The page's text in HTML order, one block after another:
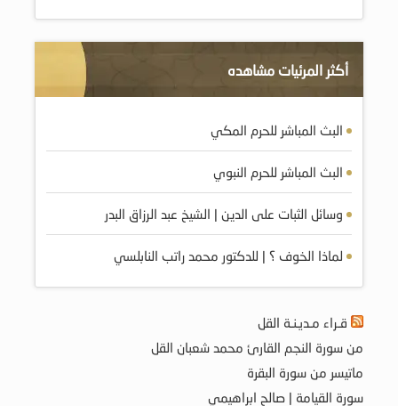
أكثر المرئيات مشاهده
البث المباشر للحرم المكي
البث المباشر للحرم النبوي
وسائل الثبات على الدين | الشيخ عبد الرزاق البدر
لماذا الخوف ؟ | للدكتور محمد راتب النابلسي
قـراء مـديـنـة القل
من سورة النجم القارئ محمد شعبان القل
ماتيسر من سورة البقرة
سورة القيامة | صالح ابراهيمي